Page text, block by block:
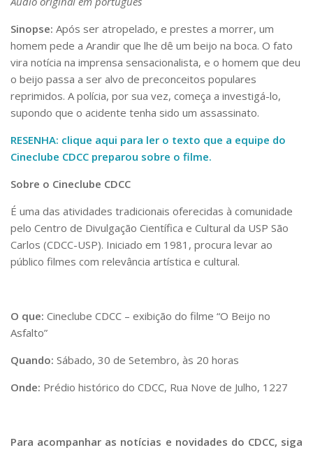
Aplicativos e Sites
Jornal da USP
Agenda de Eventos
Defesa de Teses
Sinopse: Após ser atropelado, e prestes a morrer, um
homem pede a Arandir que lhe dê um beijo na boca. O fato
vira notícia na imprensa sensacionalista, e o homem que deu
o beijo passa a ser alvo de preconceitos populares
reprimidos. A polícia, por sua vez, começa a investigá-lo,
supondo que o acidente tenha sido um assassinato.
RESENHA: clique aqui para ler o texto que a equipe do
Cineclube CDCC preparou sobre o filme.
Sobre o Cineclube CDCC
É uma das atividades tradicionais oferecidas à comunidade
pelo Centro de Divulgação Científica e Cultural da USP São
Carlos (CDCC-USP). Iniciado em 1981, procura levar ao
público filmes com relevância artística e cultural.
O que: Cineclube CDCC – exibição do filme “O Beijo no
Asfalto”
Quando: Sábado, 30 de Setembro, às 20 horas
Onde: Prédio histórico do CDCC, Rua Nove de Julho, 1227
Para acompanhar as notícias e novidades do CDCC, siga